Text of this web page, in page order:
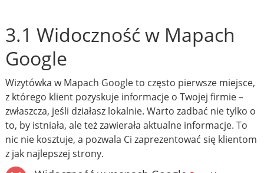
3.1 Widoczność w Mapach
Google
Wizytówka w Mapach Google to często pierwsze miejsce,
z którego klient pozyskuje informacje o Twojej firmie –
zwłaszcza, jeśli działasz lokalnie. Warto zadbać nie tylko o
to, by istniała, ale też zawierała aktualne informacje. To
nic nie kosztuje, a pozwala Ci zaprezentować się klientom
z jak najlepszej strony.